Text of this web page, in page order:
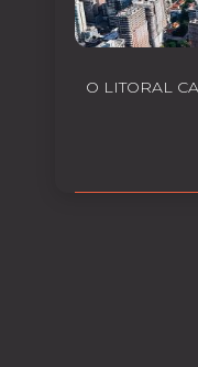
O LITORAL